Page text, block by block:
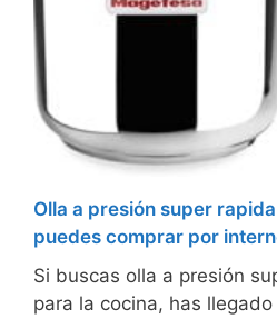
Olla a presión super
puedes comprar por
Si buscas olla a presión
para la cocina, has